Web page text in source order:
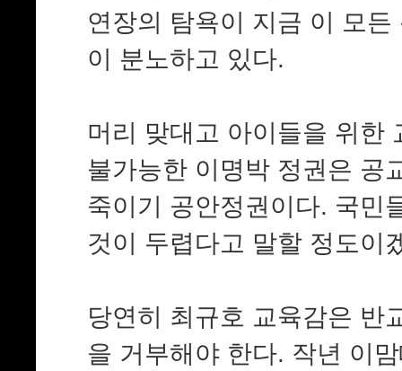
연장의 탐욕이 지금 이 모
이 분노하고 있다.
머리 맞대고 아이들을 위한
불가능한 이명박 정권은 공
죽이기 공안정권이다. 국민
것이 두렵다고 말할 정도이
당연히 최규호 교육감은 반
을 거부해야 한다. 작년 이